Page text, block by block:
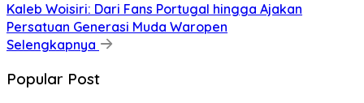
Kaleb Woisiri: Dari Fans Portugal hingga Ajakan
Persatuan Generasi Muda Waropen
Selengkapnya
Popular Post